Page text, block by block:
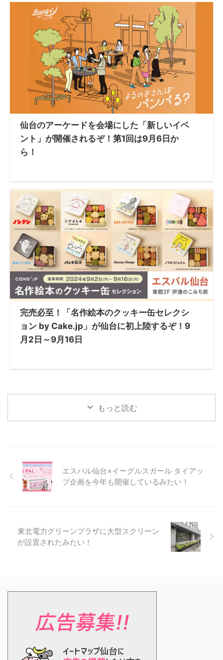
仙台のアーケードを会場にした「新しいイベ
ント」が開催されるぞ！第1回は9月6日か
ら！
完売必至！「名作絵本のクッキー缶セレクシ
ョン by Cake.jp」が仙台に初上陸するぞ！9
月2日～9月16日
もっと読む
エスパル仙台×イーグルスガール タイアッ
プ企画を今年も開催しているみたい！
東北電力グリーンプラザに大型スクリーン
が設置されたみたい！